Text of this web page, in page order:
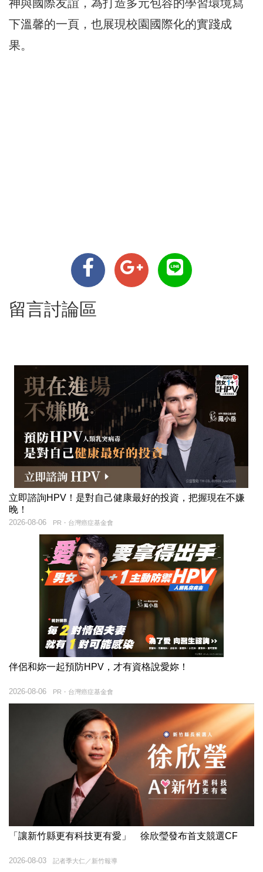
神與國際友誼，為打造多元包容的學習環境寫
下溫馨的一頁，也展現校園國際化的實踐成
果。
留言討論區
立即諮詢HPV！是對自己健康最好的投資，把握現在不嫌
晚！
PR・台灣癌症基金會
2026-08-06
伴侶和妳一起預防HPV，才有資格說愛妳！
PR・台灣癌症基金會
2026-08-06
「讓新竹縣更有科技更有愛」 徐欣瑩發布首支競選CF
記者季大仁／新竹報導
2026-08-03